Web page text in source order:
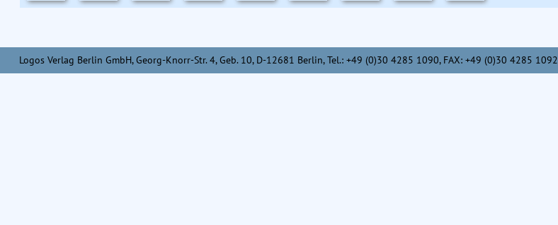
Logos Verlag Berlin GmbH, Georg-Knorr-Str. 4, Geb. 10, D-12681 Berlin, Tel.: +49 (0)30 4285 1090, FAX: +49 (0)30 4285 1092